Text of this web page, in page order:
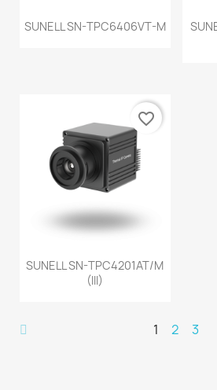
SUNELL SN-TPC6406VT-M
SUNELL SN-TPC4201AT/M
(III)
favorite_border
1 2 3